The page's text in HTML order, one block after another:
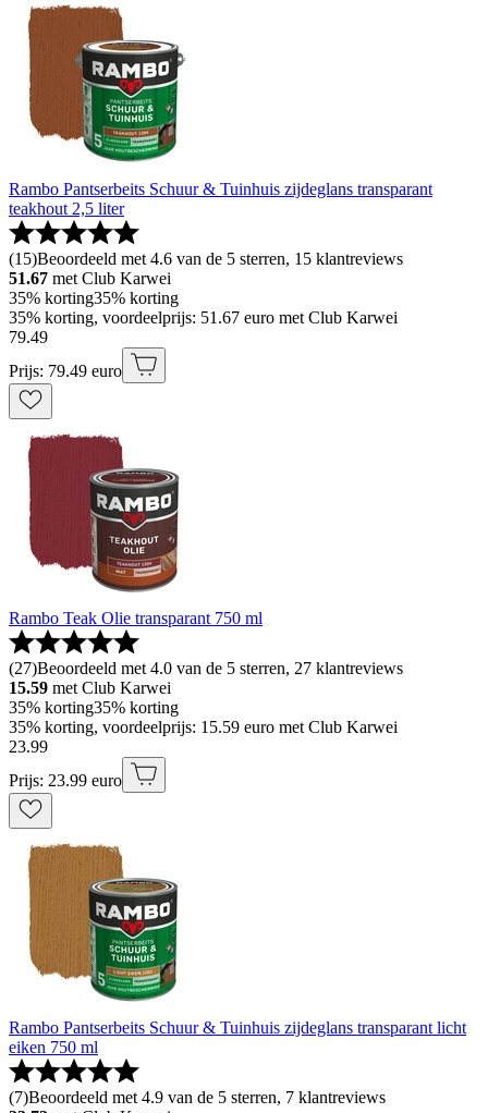
Rambo Pantserbeits Schuur & Tuinhuis zijdeglans transparant
teakhout 2,5 liter
(15)Beoordeeld met 4.6 van de 5 sterren, 15 klantreviews
51.67 met Club Karwei
35% korting35% korting
35% korting, voordeelprijs: 51.67 euro met Club Karwei
79.49
Prijs: 79.49 euro
Rambo Teak Olie transparant 750 ml
(27)Beoordeeld met 4.0 van de 5 sterren, 27 klantreviews
15.59 met Club Karwei
35% korting35% korting
35% korting, voordeelprijs: 15.59 euro met Club Karwei
23.99
Prijs: 23.99 euro
Rambo Pantserbeits Schuur & Tuinhuis zijdeglans transparant licht
eiken 750 ml
(7)Beoordeeld met 4.9 van de 5 sterren, 7 klantreviews